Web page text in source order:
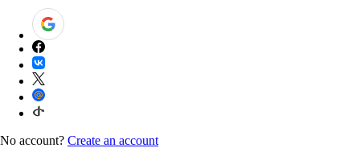
No account? Create an account